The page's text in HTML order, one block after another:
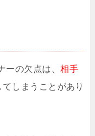
ーの欠点は、相手
てしまうことがあり